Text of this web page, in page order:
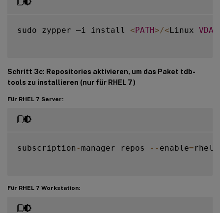
sudo zypper –i install <PATH>/<Linux VDA
Schritt 3c: Repositories aktivieren, um das Paket tdb-
tools zu installieren (nur für RHEL 7)
Für RHEL 7 Server:
subscription - manager repos -- enable= rhel
Für RHEL 7 Workstation: